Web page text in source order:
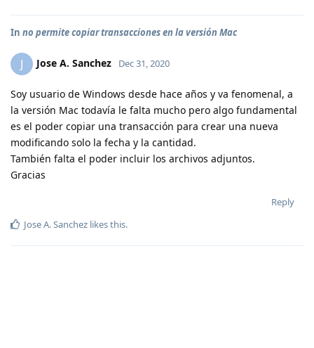
In no permite copiar transacciones en la versión Mac
J Jose A. Sanchez Dec 31, 2020
Soy usuario de Windows desde hace años y va fenomenal, a
la versión Mac todavía le falta mucho pero algo fundamental
es el poder copiar una transacción para crear una nueva
modificando solo la fecha y la cantidad.
También falta el poder incluir los archivos adjuntos.
Gracias
Reply
Jose A. Sanchez likes this.